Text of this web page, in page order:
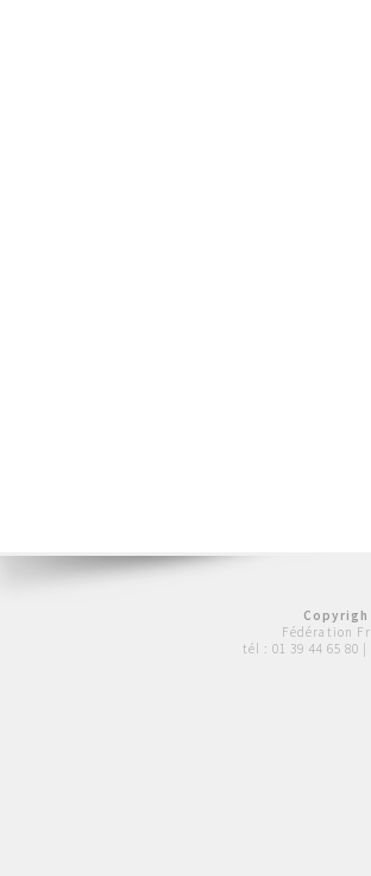
Fédération
tél : 01 39 44 65 80